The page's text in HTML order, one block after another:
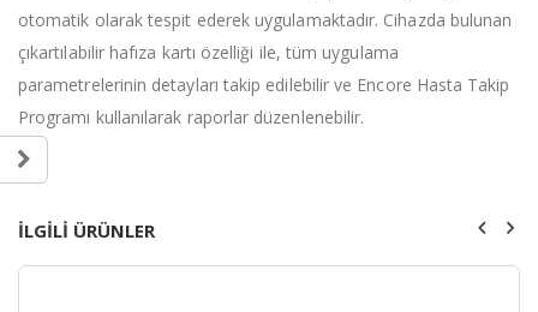
otomatik olarak tespit ederek uygulamaktadır. Cihazda bulunan
çıkartılabilir hafıza kartı özelliği ile, tüm uygulama
parametrelerinin detayları takip edilebilir ve Encore Hasta Takip
Programı kullanılarak raporlar düzenlenebilir.
ILGILI ÜRÜNLER